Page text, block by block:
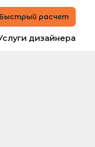
дизайнера
Быстрый расчет